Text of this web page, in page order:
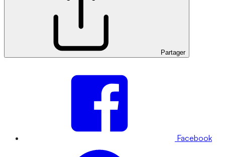
Partager
Facebook